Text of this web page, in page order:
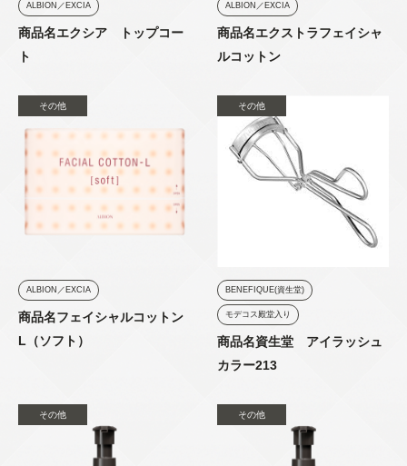
ALBION／EXCIA
商品名エクシア トップコー
ト
ALBION／EXCIA
商品名エクストラフェイシャ
ルコットン
その他
ALBION／EXCIA
商品名フェイシャルコットン
L（ソフト）
その他
BENEFIQUE(資生堂)
モデコス殿堂入り
商品名資生堂 アイラッシュ
カラー213
その他 その他